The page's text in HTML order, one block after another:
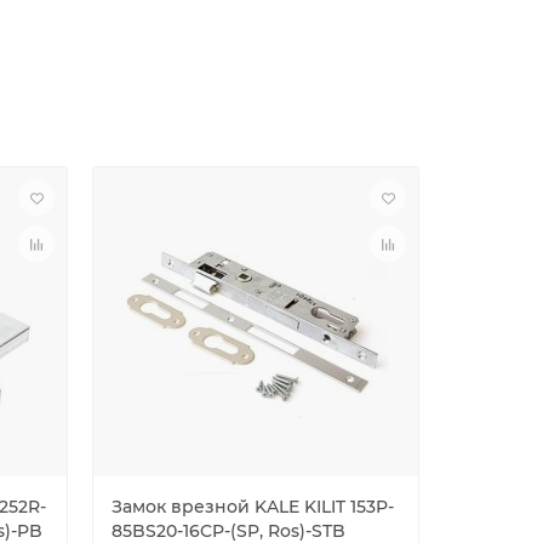
PB
Замок врезной KALE KILIT 153P-
85BS20-16CP-(SP, Ros)-STB